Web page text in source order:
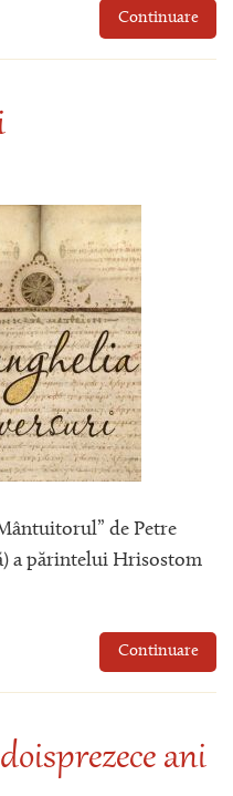
Continuare
de Petre
a părintelui Hrisostom
Continuare
ani